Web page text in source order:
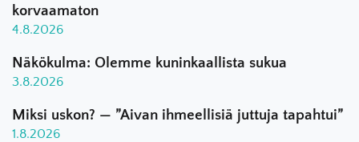
korvaamaton
4.8.2026
Näkökulma: Olemme kuninkaallista sukua
3.8.2026
Miksi uskon? — ”Aivan ihmeellisiä juttuja tapahtui”
1.8.2026